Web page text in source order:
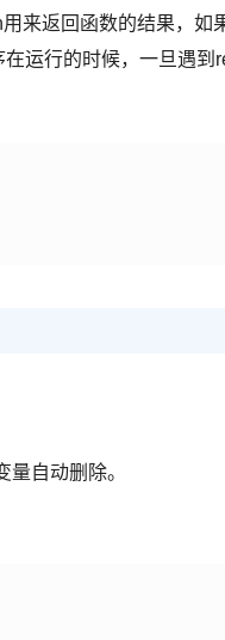
来返回函数的结果，如
运行的时候，一旦遇到
自动删除。